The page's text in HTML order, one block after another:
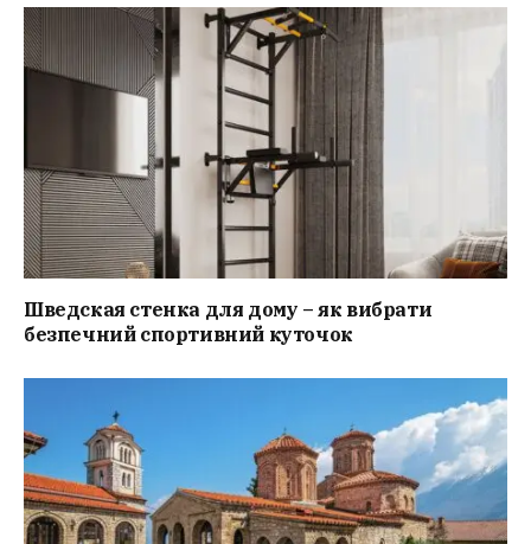
Шведская стенка для дому – як вибрати
безпечний спортивний куточок